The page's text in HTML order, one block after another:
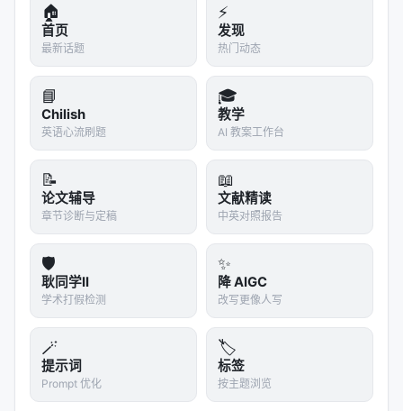
与公平性约束。
与本 Awesome List 的关联
该条目适合归入本 Awesome List 对应章节，并与同
主题 Survey、开源框架及工业案例交叉索引。读者可
沿「检索 → 排序 → 生成/代理 → 评测」链路定位互
补文献。
相关条目交叉引用
A Comprehensive Survey of Deep Research: Sy
stems, Methodologies, and A…
A Survey of LLM-based Deep Search Agents: P
aradigm, Optimization, Eval…
A Survey of Scientific Large Language Models:
From Data Foundations to…
Towards Scientific Intelligence: A Survey of LL
M-based Scientific Agen…
🏠
首页
最新话题
⚡
发现
热门动态
📘
Chilish
英语心流刷题
🎓
教学
AI 教案工作台
📝
论文辅导
章节诊断与定稿
📖
文献精读
中英对照报告
🛡️
耿同学II
学术打假检测
✨
降 AIGC
改写更像人写
🪄
提示词
Prompt 优化
🏷️
标签
按主题浏览